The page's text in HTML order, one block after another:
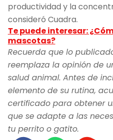
productividad y la
consideró Cuadra.
Te puede interesar:
mascotas?
Recuerda que lo
reemplaza la opinión de
salud animal. Antes de
elemento de su rutina,
certificado para obtener
que se adapte a las
tu perrito o gatito.